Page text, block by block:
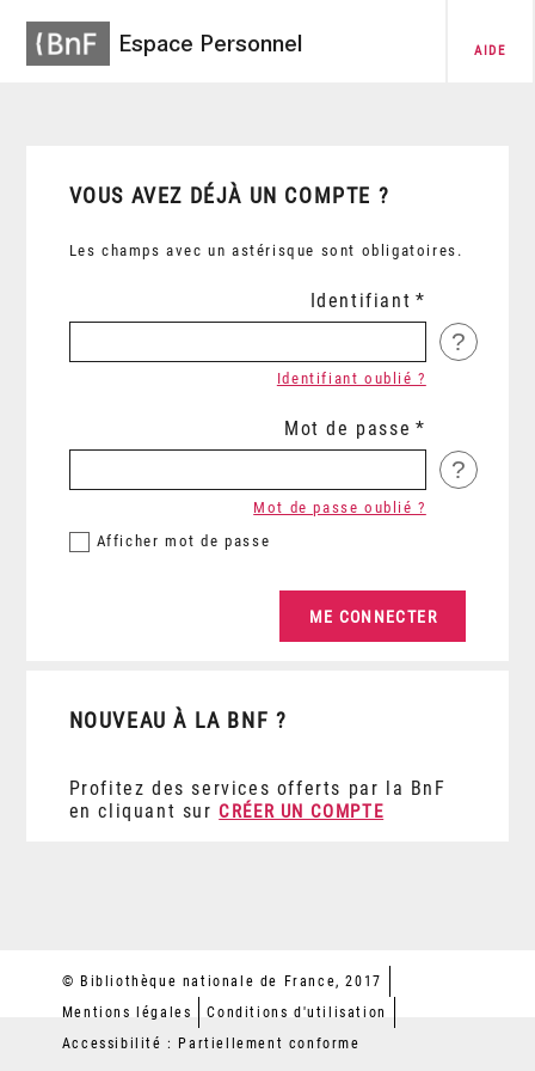
Espace Personnel AIDE
VOUS AVEZ DÉJÀ UN COMPTE ?
Les champs avec un astérisque sont obligatoires.
Identifiant
?
Identifiant oublié ?
Mot de passe
?
Afficher mot de passe
Mot de passe oublié ?
NOUVEAU À LA BNF ?
Profitez des services offerts par la BnF
en cliquant sur CRÉER UN COMPTE
© Bibliothèque nationale de France, 2017
Mentions légales
Conditions d'utilisation
Accessibilité : Partiellement conforme